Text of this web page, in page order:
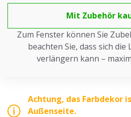
Mit Zubehör
Zum Fenster können Sie
beachten Sie, dass sich
verlängern kann –
Achtung, das Farbdekor
Außenseite.